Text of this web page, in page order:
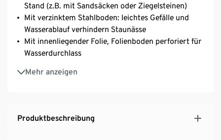
Stand (z.B. mit Sandsäcken oder Ziegelsteinen)
Mit verzinktem Stahlboden: leichtes Gefälle und
Wasserablauf verhindern Staunässe
Mit innenliegender Folie, Folienboden perforiert für
Wasserdurchlass
Mehr anzeigen
Höhenverstellbare Bodenschoner, fester Stand auch
auf unebenen Flächen
UV- und witterungsbeständig
Ein Element unserer Möbelserie »Tinus«
Produktbeschreibung